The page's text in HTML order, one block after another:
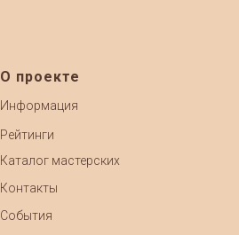
О проекте
Информация
Рейтинги
Каталог мастерских
Контакты
События